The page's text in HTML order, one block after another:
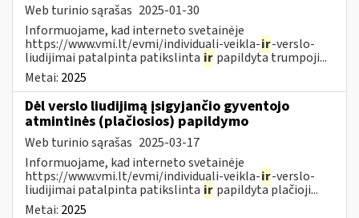
Web turinio sąrašas 2025-01-30
Informuojame, kad interneto svetainėje
https://www.vmi.lt/evmi/individuali-veikla-ir-verslo-
liudijimai patalpinta patikslinta ir papildyta trumpoji...
Metai: 2025
Dėl verslo liudijimą įsigyjančio gyventojo
atmintinės (plačiosios) papildymo
Web turinio sąrašas 2025-03-17
Informuojame, kad interneto svetainėje
https://www.vmi.lt/evmi/individuali-veikla-ir-verslo-
liudijimai patalpinta patikslinta ir papildyta plačioji...
Metai: 2025